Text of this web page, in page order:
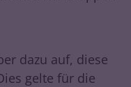
dazu auf, diese
gelte für die